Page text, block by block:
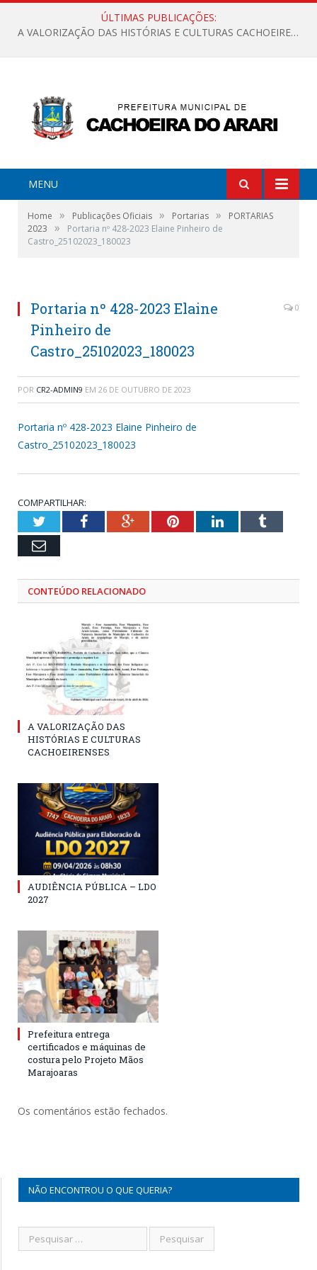
ÚLTIMAS PUBLICAÇÕES:
A VALORIZAÇÃO DAS HISTÓRIAS E CULTURAS CACHOEIRENSES
MENU
Home » Publicações Oficiais » Portarias »
PORTARIAS
2023
»
Portaria nº 428-2023 Elaine Pinheiro de
Castro_25102023_180023
Portaria nº 428-2023 Elaine
Pinheiro de
Castro_25102023_180023
0
POR CR2-ADMIN9 EM 26 DE OUTUBRO DE 2023
Portaria nº 428-2023 Elaine Pinheiro de
Castro_25102023_180023
COMPARTILHAR:
TwitterFacebookGoogle+PinterestLinkedInTumblr
Email
CONTEÚDO RELACIONADO
A VALORIZAÇÃO DAS
HISTÓRIAS E CULTURAS
CACHOEIRENSES
AUDIÊNCIA PÚBLICA – LDO
2027
Prefeitura entrega
certificados e máquinas de
costura pelo Projeto Mãos
Marajoaras
Os comentários estão fechados.
NÃO ENCONTROU O QUE QUERIA?